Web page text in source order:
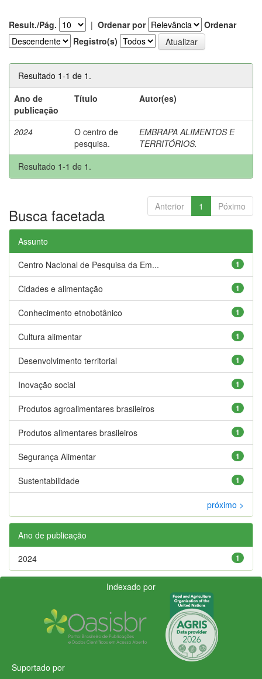
Result./Pág. | Ordenar por
Ordenar
Registro(s)
Resultado 1-1 de 1.
Ano de
publicação
Título Autor(es)
2024
O centro de
pesquisa.
EMBRAPA ALIMENTOS E
TERRITÓRIOS.
Resultado 1-1 de 1.
Anterior 1 Póximo
Busca facetada
Assunto
1
Centro Nacional de Pesquisa da Em...
1
Cidades e alimentação
1
Conhecimento etnobotânico
1
Cultura alimentar
1
Desenvolvimento territorial
1
Inovação social
1
Produtos agroalimentares brasileiros
1
Produtos alimentares brasileiros
1
Segurança Alimentar
1
Sustentabilidade
próximo >
Ano de publicação
1
2024
Indexado por
Suportado por